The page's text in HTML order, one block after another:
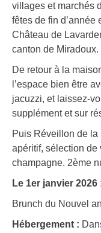
villages et marchés
fêtes de fin d’année
Château de
canton de Miradoux.
De retour à la
l’espace bien être
jacuzzi, et laissez-
supplément et sur
Puis Réveillon de
apéritif, sélection
champagne. 2ème
Le 1er janvier 2026
Brunch du Nouvel
Hébergement :